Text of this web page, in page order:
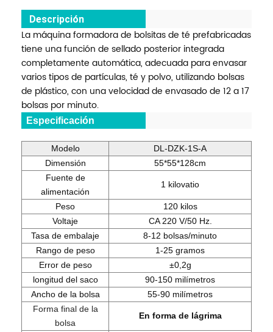
Descripción
La máquina formadora de bolsitas de té prefabricadas
tiene una función de sellado posterior integrada
completamente automática, adecuada para envasar
varios tipos de partículas, té y polvo, utilizando bolsas
de plástico, con una velocidad de envasado de 12 a 17
bolsas por minuto.
Especificación
Modelo
DL-DZK-1S-A
Dimensión
55*55*128cm
Fuente de
alimentación
1 kilovatio
Peso
120 kilos
Voltaje
CA 220 V/50 Hz.
Tasa de embalaje
8-12 bolsas/minuto
Rango de peso
1-25 gramos
Error de peso
±0,2g
longitud del saco
90-150 milímetros
Ancho de la bolsa
55-90 milímetros
Forma final de la
bolsa
En forma de lágrima